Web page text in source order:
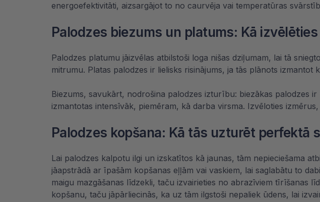
energoefektivitāti, aizsargājot to no caurvēja vai temperatūras
Palodzes biezums un platums: Kā
Palodzes platumu jāizvēlas atbilstoši loga nišas dziļumam, lai tā
mitrumu. Platas palodzes ir lielisks risinājums, ja tās plānots izmantot
Biezums, savukārt, nodrošina palodzes izturību: biezākas palodzes
izmantotas intensīvāk, piemēram, kā darba virsma. Izvēloties
Palodzes kopšana: Kā tās uzturēt perfektā
Lai palodzes kalpotu ilgi un izskatītos kā jaunas, tām nepieciešama
jāapstrādā ar īpašām kopšanas eļļām vai vaskiem, lai saglabātu to
maigu mazgāšanas līdzekli, taču izvairieties no abrazīviem tīrīšanas
kopšanu, taču jāpārliecinās, ka uz tām ilgstoši nepaliek ūdens, lai